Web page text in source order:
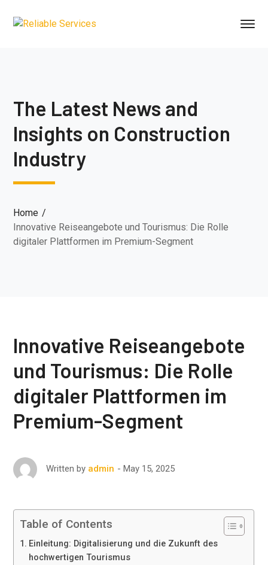
The Latest News and
Insights on Construction
Industry
Home
Innovative Reiseangebote und Tourismus: Die Rolle
digitaler Plattformen im Premium-Segment
Innovative Reiseangebote
und Tourismus: Die Rolle
digitaler Plattformen im
Premium-Segment
Written by admin May 15, 2025
Table of Contents
Einleitung: Digitalisierung und die Zukunft des
hochwertigen Tourismus